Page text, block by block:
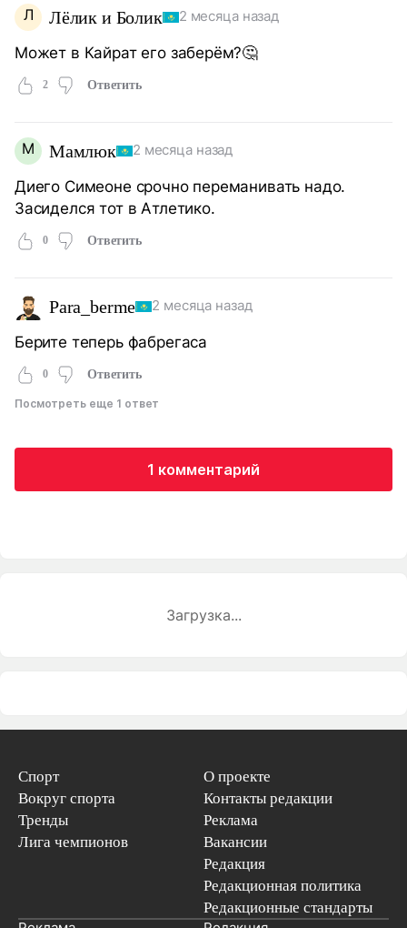
Л Лёлик и Болик 2 месяца назад
Может в Кайрат его заберём?🤔
2 Ответить
М Мамлюк 2 месяца назад
Диего Симеоне срочно переманивать надо.
Засиделся тот в Атлетико.
0 Ответить
Para_berme 2 месяца назад
Берите теперь фабрегаса
0 Ответить
Посмотреть еще 1 ответ
1 комментарий
Загрузка...
Спорт
Вокруг спорта
Тренды
Лига чемпионов
О проекте
Контакты редакции
Реклама
Вакансии
Редакция
Редакционная политика
Редакционные стандарты